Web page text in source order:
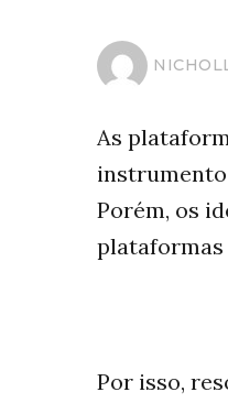
As
instrumento
Porém, os
plataformas
Por isso,